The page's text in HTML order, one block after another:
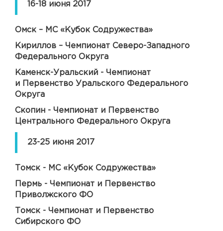
16-18 июня 2017
Омск – МС «Кубок Содружества»
Кириллов – Чемпионат Северо-Западного
Федерального Округа
Каменск-Уральский - Чемпионат
и Первенство Уральского Федерального
Округа
Скопин - Чемпионат и Первенство
Центрального Федерального Округа
23-25 июня 2017
Томск - МС «Кубок Содружества»
Пермь - Чемпионат и Первенство
Приволжского ФО
Томск - Чемпионат и Первенство
Сибирского ФО